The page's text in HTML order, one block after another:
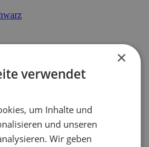
×
verwendet
um Inhalte und
und unseren
Wir geben